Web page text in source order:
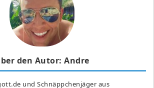
den Autor: Andre
und Schnäppchenjäger aus